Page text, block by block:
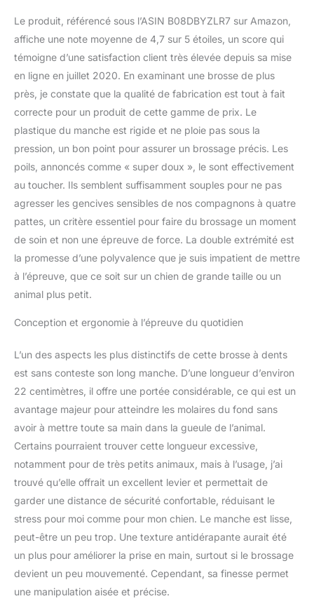
santé. Pratique et facile à
utiliser : notre brosse à
extrémité est inclinée et
étroite, ce qui signifie
qu'elle est facile à
manœuvrer et permet un
pour les zones difficiles à
atteindre de la bouche de
votre animal de
compagnie. Cela signifie
pour vous d'administrer
un nettoyage de qualité
professionnelle. Qualité
supérieure : nous
utilisons des matériaux
sans danger pour les
sûr et professionnel pour
compagnie. Nos brosses
à dents longues à double
extrémité sont emballées
dans une boîte pratique
excellent rapport
qualité/prix et un
excellent départ pour
établir une routine de
brossage quotidienne
pour votre animal de
compagnie. Garantie de
remboursement à 100 %.
Nous sommes une petite
entreprise familiale des
amoureux des animaux
qui s'engage à vous et
Le produit, référencé sous l’ASIN B08DBYZLR7 sur Amazon,
affiche une note moyenne de 4,7 sur 5 étoiles, un score qui
témoigne d’une satisfaction client très élevée depuis sa mise
en ligne en juillet 2020. En examinant une brosse de plus
près, je constate que la qualité de fabrication est tout à fait
correcte pour un produit de cette gamme de prix. Le
plastique du manche est rigide et ne ploie pas sous la
pression, un bon point pour assurer un brossage précis. Les
poils, annoncés comme « super doux », le sont effectivement
au toucher. Ils semblent suffisamment souples pour ne pas
agresser les gencives sensibles de nos compagnons à quatre
pattes, un critère essentiel pour faire du brossage un moment
de soin et non une épreuve de force. La double extrémité est
la promesse d’une polyvalence que je suis impatient de mettre
à l’épreuve, que ce soit sur un chien de grande taille ou un
animal plus petit.
Conception et ergonomie à l’épreuve du quotidien
L’un des aspects les plus distinctifs de cette brosse à dents
est sans conteste son long manche. D’une longueur d’environ
22 centimètres, il offre une portée considérable, ce qui est un
avantage majeur pour atteindre les molaires du fond sans
avoir à mettre toute sa main dans la gueule de l’animal.
Certains pourraient trouver cette longueur excessive,
notamment pour de très petits animaux, mais à l’usage, j’ai
trouvé qu’elle offrait un excellent levier et permettait de
garder une distance de sécurité confortable, réduisant le
stress pour moi comme pour mon chien. Le manche est lisse,
peut-être un peu trop. Une texture antidérapante aurait été
un plus pour améliorer la prise en main, surtout si le brossage
devient un peu mouvementé. Cependant, sa finesse permet
une manipulation aisée et précise.